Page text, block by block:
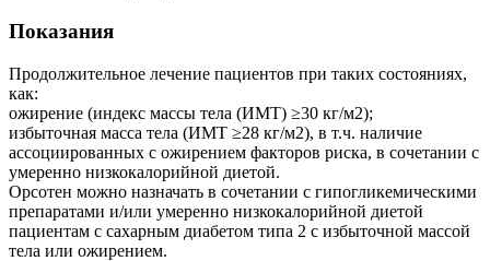
Показания
Продолжительное лечение пациентов при таких состояниях,
как:
ожирение (индекс массы тела (ИМТ) ≥30 кг/м2);
избыточная масса тела (ИМТ ≥28 кг/м2), в т.ч. наличие
ассоциированных с ожирением факторов риска, в сочетании с
умеренно низкокалорийной диетой.
Орсотен можно назначать в сочетании с гипогликемическими
препаратами и/или умеренно низкокалорийной диетой
пациентам с сахарным диабетом типа 2 с избыточной массой
тела или ожирением.